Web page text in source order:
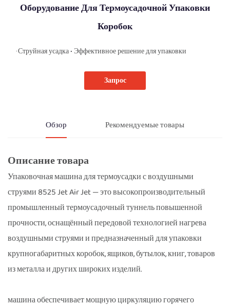
Оборудование Для Термоусадочной Упаковки
Коробок
·Струйная усадка • Эффективное решение для упаковки
Запрос
Обзор Рекомендуемые товары
Описание товара
Упаковочная машина для термоусадки с воздушными
струями 8525 Jet Air Jet — это высокопроизводительный
промышленный термоусадочный туннель повышенной
прочности, оснащённый передовой технологией нагрева
воздушными струями и предназначенный для упаковки
крупногабаритных коробок, ящиков, бутылок, книг, товаров
из металла и других широких изделий.
машина обеспечивает мощную циркуляцию горячего